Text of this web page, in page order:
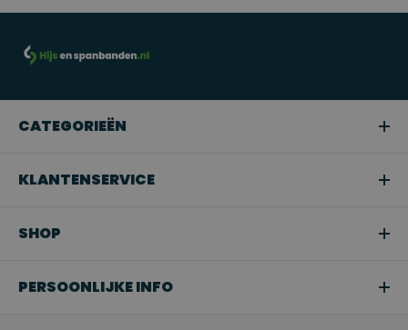
CATEGORIEËN
KLANTENSERVICE
SHOP
PERSOONLIJKE INFO